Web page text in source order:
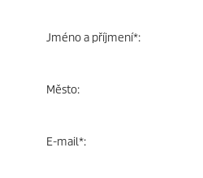
Jméno a příjmení*:
Město:
E-mail*: